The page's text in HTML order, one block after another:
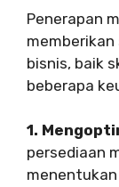
Penerapan
bisnis, baik
beberapa
1.
persediaan